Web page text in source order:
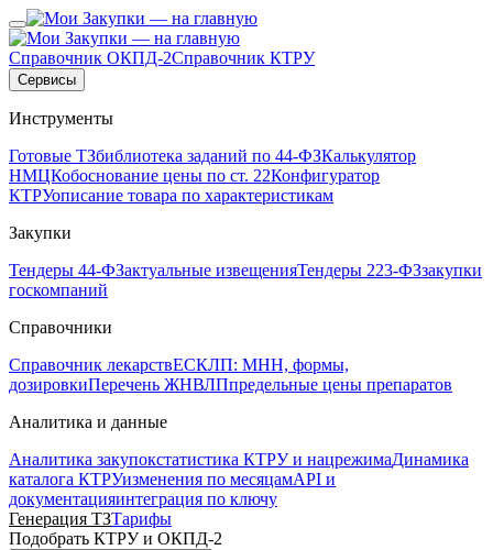
Справочник ОКПД-2Справочник КТРУ
Сервисы
Инструменты
Готовые ТЗбиблиотека заданий по 44-ФЗКалькулятор
НМЦКобоснование цены по ст. 22Конфигуратор
КТРУописание товара по характеристикам
Закупки
Тендеры 44-ФЗактуальные извещенияТендеры 223-ФЗзакупки
госкомпаний
Справочники
Справочник лекарствЕСКЛП: МНН, формы,
дозировкиПеречень ЖНВЛПпредельные цены препаратов
Аналитика и данные
Аналитика закупокстатистика КТРУ и нацрежимаДинамика
каталога КТРУизменения по месяцамAPI и
документацияинтеграция по ключу
Генерация ТЗТарифы
Подобрать КТРУ и ОКПД-2